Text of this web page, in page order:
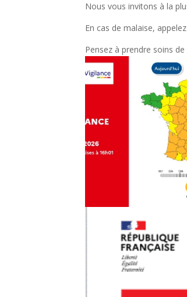
Nous vous invitons à la
En cas de malaise,
Pensez à prendre soins